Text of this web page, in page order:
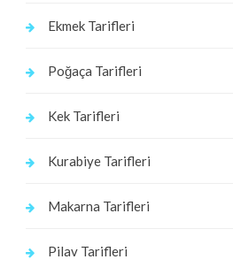
Ekmek Tarifleri
Poğaça Tarifleri
Kek Tarifleri
Kurabiye Tarifleri
Makarna Tarifleri
Pilav Tarifleri